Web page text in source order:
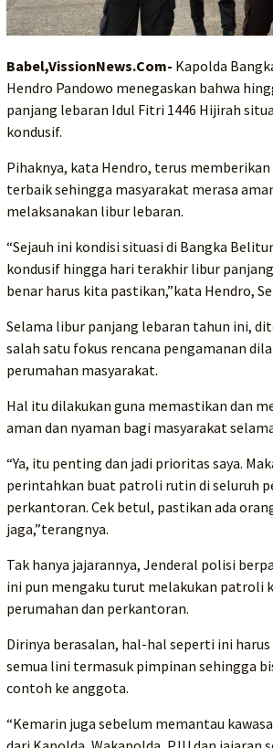
Babel,VissionNews.Com- Kapolda
Hendro Pandowo menegaskan bahwa
panjang lebaran Idul Fitri 1446 Hijirah
kondusif.
Pihaknya, kata Hendro, terus memberikan
terbaik sehingga masyarakat merasa
melaksanakan libur lebaran.
“Sejauh ini kondisi situasi di Bangka
kondusif hingga hari terakhir libur
benar harus kita pastikan,”kata Hendro,
Selama libur panjang lebaran tahun ini,
salah satu fokus rencana pengamanan
perumahan masyarakat.
Hal itu dilakukan guna memastikan dan
aman dan nyaman bagi masyarakat
“Ya, itu penting dan jadi prioritas saya.
perintahkan buat patroli rutin di seluruh
perkantoran. Cek betul, pastikan ada
jaga,”terangnya.
Tak hanya jajarannya, Jenderal polisi
ini pun mengaku turut melakukan patroli
perumahan dan perkantoran.
Dirinya berasalan, hal-hal seperti ini
semua lini termasuk pimpinan sehingga
contoh ke anggota.
“Kemarin juga sebelum memantau